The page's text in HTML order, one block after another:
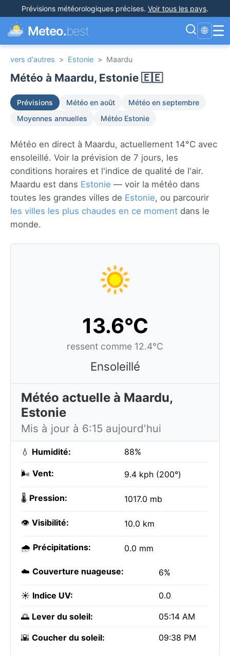
Prévisions météorologiques précises. Voir tous les pays.
Meteo.best 🌐 ☰
vers d'autres > Estonie > Maardu
Météo à Maardu, Estonie 🇪🇪
Prévisions Météo en août
Météo en septembre
Moyennes annuelles
Météo Estonie
Météo en direct à Maardu, actuellement 14°C avec
ensoleillé. Voir la prévision de 7 jours, les
conditions horaires et l'indice de qualité de l'air.
Maardu est dans Estonie — voir la météo dans
toutes les grandes villes de Estonie, ou parcourir
les villes les plus chaudes en ce moment dans le
monde.
13.6°C
ressent comme 12.4°C
Ensoleillé
Météo actuelle à Maardu,
Estonie
Mis à jour à 6:15 aujourd'hui
💧 Humidité: 88%
🌬️ Vent: 9.4 kph (200°)
🌡️ Pression: 1017.0 mb
👁️ Visibilité: 10.0 km
🌧️ Précipitations: 0.0 mm
☁️ Couverture nuageuse: 6%
☀️ Indice UV: 0.0
🌅 Lever du soleil: 05:14 AM
🌇 Coucher du soleil: 09:38 PM